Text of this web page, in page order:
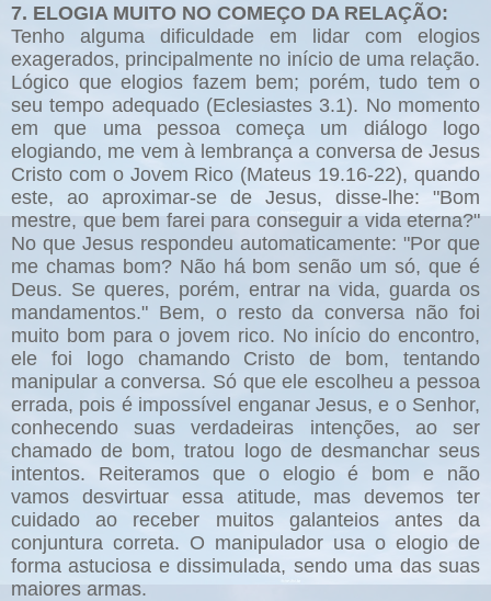
7. ELOGIA MUITO NO COMEÇO DA RELAÇÃO:
Tenho alguma dificuldade em lidar com elogios
exagerados, principalmente no início de uma relação.
Lógico que elogios fazem bem; porém, tudo tem o
seu tempo adequado (Eclesiastes 3.1). No momento
em que uma pessoa começa um diálogo logo
elogiando, me vem à lembrança a conversa de Jesus
Cristo com o Jovem Rico (Mateus 19.16-22), quando
este, ao aproximar-se de Jesus, disse-lhe: "Bom
mestre, que bem farei para conseguir a vida eterna?"
No que Jesus respondeu automaticamente: "Por que
me chamas bom? Não há bom senão um só, que é
Deus. Se queres, porém, entrar na vida, guarda os
mandamentos." Bem, o resto da conversa não foi
muito bom para o jovem rico. No início do encontro,
ele foi logo chamando Cristo de bom, tentando
manipular a conversa. Só que ele escolheu a pessoa
errada, pois é impossível enganar Jesus, e o Senhor,
conhecendo suas verdadeiras intenções, ao ser
chamado de bom, tratou logo de desmanchar seus
intentos. Reiteramos que o elogio é bom e não
vamos desvirtuar essa atitude, mas devemos ter
cuidado ao receber muitos galanteios antes da
conjuntura correta. O manipulador usa o elogio de
forma astuciosa e dissimulada, sendo uma das suas
maiores armas.